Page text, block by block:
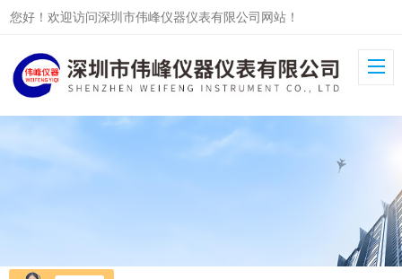
您好！欢迎访问深圳市伟峰仪器仪表有限公司网站！